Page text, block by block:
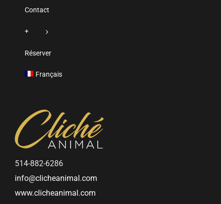
Contact
+
Réserver
Français
514-882-6286
info@clicheanimal.com
www.clicheanimal.com